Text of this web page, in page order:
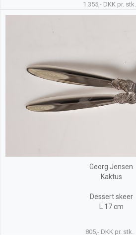
1.355,- DKK pr. stk.
Georg Jensen
Kaktus
Dessert skeer
L 17 cm
805,- DKK pr. stk.